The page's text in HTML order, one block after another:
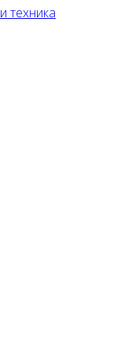
техника